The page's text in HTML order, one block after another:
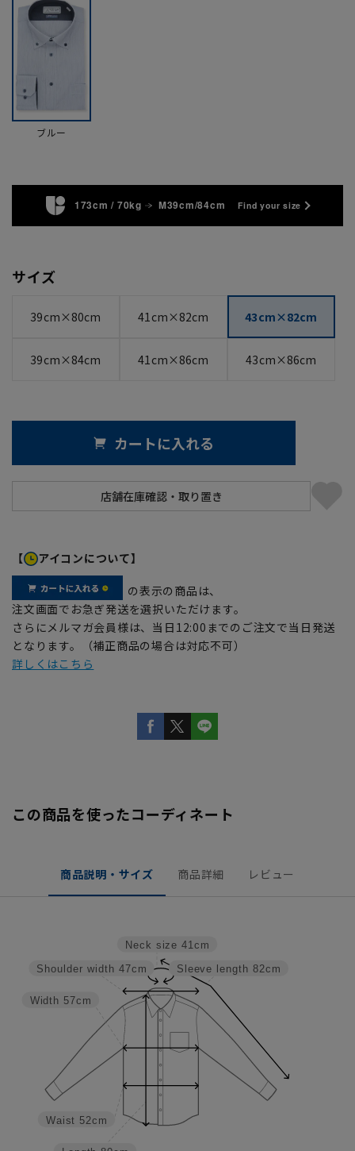
ブルー
173cm / 70kg M39cm/84cm Find your size
サイズ
39cm×80cm 41cm×82cm 43cm×82cm
39cm×84cm 41cm×86cm 43cm×86cm
カートに入れる
【 アイコンについて】
の表示の商品は、
注文画面でお急ぎ発送を選択いただけます。
さらにメルマガ会員様は、当日12:00までのご注文で当日発送
となります。（補正商品の場合は対応不可）
詳しくはこちら
この商品を使ったコーディネート
商品説明・サイズ 商品詳細 レビュー
Sleeve length 82cm
Neck size 41cm
Waist 52cm
Width 57cm
Shoulder width 47cm